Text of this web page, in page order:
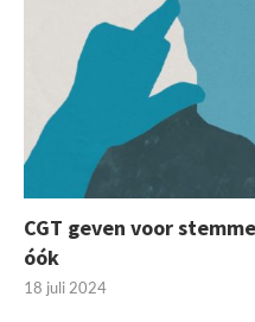
CGT geven voor
óók
18 juli 2024